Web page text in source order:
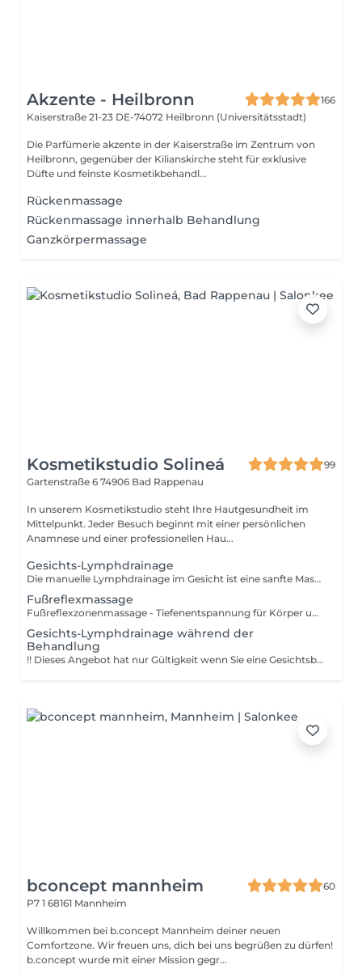
Akzente - Heilbronn
166
Kaiserstraße 21-23 DE-74072 Heilbronn (Universitätsstadt)
Die Parfümerie akzente in der Kaiserstraße im Zentrum von
Heilbronn, gegenüber der Kilianskirche steht für exklusive
Düfte und feinste Kosmetikbehandl...
Rückenmassage
Rückenmassage innerhalb Behandlung
Ganzkörpermassage
Kosmetikstudio Solineá
99
Gartenstraße 6 74906 Bad Rappenau
In unserem Kosmetikstudio steht Ihre Hautgesundheit im
Mittelpunkt. Jeder Besuch beginnt mit einer persönlichen
Anamnese und einer professionellen Hau...
Gesichts-Lymphdrainage
Die manuelle Lymphdrainage im Gesicht ist eine sanfte Massagetechnik, die den Lymphfluss anregt, Schwellungen (besonders um Augen und Kinn) reduziert und für ein strafferes, frischeres Hautbild sorgt. Durch sanftes Ausstreichen von der Gesichtsmitte nach außen und unten werden angestaute Flüssigkeiten abtransportiert. Vorteile: - Schwellungsreduktion: Wirkt effektiv gegen Tränensäcke und geschwollene Konturen. - Anti-Aging & Glow: Strafft die Haut, fördert die Durchblutung und sorgt für einen gesunden Teint. - Entgiftung: Hilft der Haut, Schlackenstoffe abzubauen. - Entspannung: Wirkt entspannend und kann bei Kopfschmerzen helfen. !! Wichtige Hinweise !! Nicht anwenden bei akuten Infektionen, Schilddrüsenproblemen, Asthma, Bluthochdruck oder Krebserkrankungen ohne ärztlichen Rat.
Fußreflexmassage
Fußreflexzonenmassage - Tiefenentspannung für Körper und Geist. Diese besondere Massage bringt Körper und Seele in Einklang. Es werden gezielt die Reflexzonen stimuliert, um das Lymphsystem zu aktivieren, die Durchblutung zu fördern und die Selbstheilungskräfte des Körpers anzuregen. Die sanfte Massage sorgt für tiefe Entspannung, ein angenehmes Körpergefühl und neue Energie. Viele Kundinnen und Kunden spüren sofort eine wohltuende Leichtigkeit und innere Balance. Die Fußreflexzonenmassage ist ein exklusives Wohlfühl-Erlebnis und die perfekte Ergänzung zur professionellen Fußpflege.
Gesichts-Lymphdrainage während der
Behandlung
!! Dieses Angebot hat nur Gültigkeit wenn Sie eine Gesichtsbehandlung dazu gebucht haben !! Die manuelle Lymphdrainage im Gesicht ist eine sanfte Massagetechnik, die den Lymphfluss anregt, Schwellungen (besonders um Augen und Kinn) reduziert und für ein strafferes, frischeres Hautbild sorgt. Durch sanftes Ausstreichen von der Gesichtsmitte nach außen und unten werden angestaute Flüssigkeiten abtransportiert. Vorteile: - Schwellungsreduktion: Wirkt effektiv gegen Tränensäcke und geschwollene Konturen. - Anti-Aging & Glow: Strafft die Haut, fördert die Durchblutung und sorgt für einen gesunden Teint. - Entgiftung: Hilft der Haut, Schlackenstoffe abzubauen. - Entspannung: Wirkt entspannend und kann bei Kopfschmerzen helfen. !! Wichtige Hinweise !! Nicht anwenden bei akuten Infektionen, Schilddrüsenproblemen, Asthma, Bluthochdruck oder Krebserkrankungen ohne ärztlichen Rat.
bconcept mannheim
60
P7 1 68161 Mannheim
Willkommen bei b.concept Mannheim deiner neuen
Comfortzone. Wir freuen uns, dich bei uns begrüßen zu dürfen!
b.concept wurde mit einer Mission gegr...